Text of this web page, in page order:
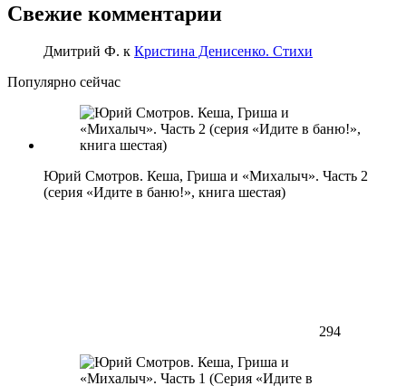
Свежие комментарии
Дмитрий Ф. к Кристина Денисенко. Стихи
Популярно сейчас
Юрий Смотров. Кеша, Гриша и «Михалыч». Часть 2
(серия «Идите в баню!», книга шестая)
294